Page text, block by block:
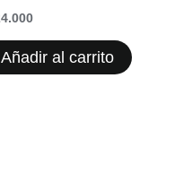
Añadir al carrito